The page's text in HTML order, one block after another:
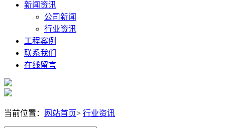
新闻资讯
公司新闻
行业资讯
工程案例
联系我们
在线留言
当前位置： 网站首页> 行业资讯